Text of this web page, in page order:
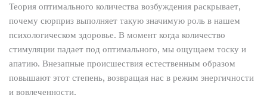
Теория оптимального количества возбуждения раскрывает,
почему сюрприз выполняет такую значимую роль в нашем
психологическом здоровье. В момент когда количество
стимуляции падает под оптимального, мы ощущаем тоску и
апатию. Внезапные происшествия естественным образом
повышают этот степень, возвращая нас в режим энергичности
и вовлеченности.